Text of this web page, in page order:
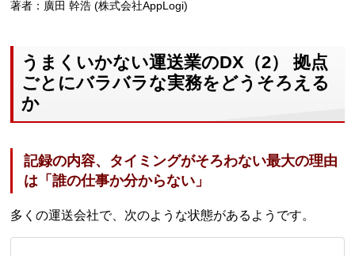
著者：廣田 幹浩 (株式会社AppLogi)
うまくいかない運送業のDX（2） 拠点
ごとにバラバラな実務をどうそろえる
か
記録の内容、タイミングがそろわない最大の理由
は「誰の仕事か分からない」
多くの運送会社で、次のような状態があるようです。